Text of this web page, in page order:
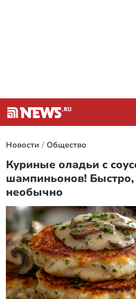
Новости Общество
Куриные оладьи с
шампиньонов! Быстро,
необычно